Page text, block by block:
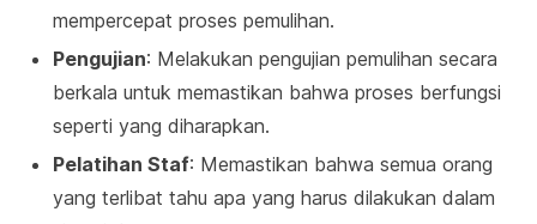
mempercepat proses pemulihan.
Pengujian: Melakukan pengujian pemulihan secara
berkala untuk memastikan bahwa proses berfungsi
seperti yang diharapkan.
Pelatihan Staf: Memastikan bahwa semua orang
yang terlibat tahu apa yang harus dilakukan dalam